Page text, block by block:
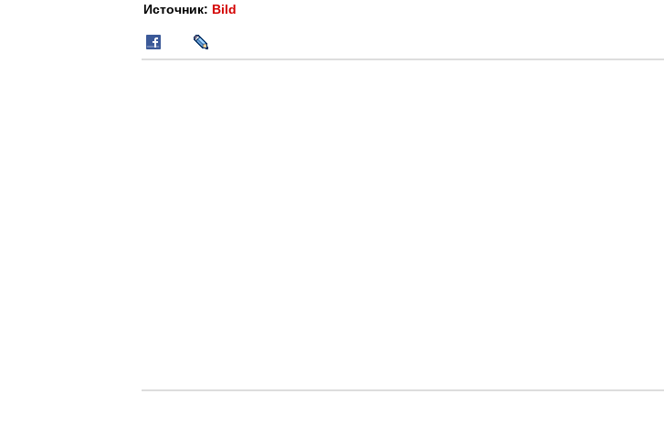
Источник: Bild